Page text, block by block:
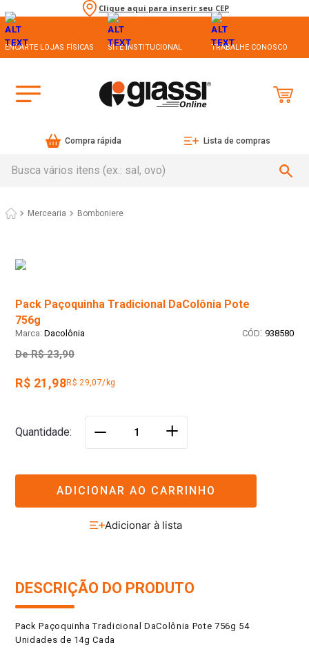
Clique aqui para inserir seu CEP
ENCARTE LOJAS FÍSICAS SITE INSTITUCIONAL TRABALHE CONOSCO
Compra rápida Lista de compras
Mercearia Bomboniere
Pack Paçoquinha Tradicional DaColônia Pote
756g
Dacolônia : 938580
De R$ 23,90
R$ 21,98R$ 29,07/kg
Quantidade ＋
ADICIONAR AO CARRINHO
DESCRIÇÃO DO PRODUTO
Pack Paçoquinha Tradicional DaColônia Pote 756g 54
Unidades de 14g Cada